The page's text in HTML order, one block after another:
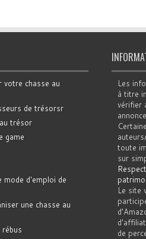
chasse au
de trésorsr
trésor
game
mode d'emploi de
une chasse au
rébus
Les
à titre
vérifier
toute
sur
Le site
de